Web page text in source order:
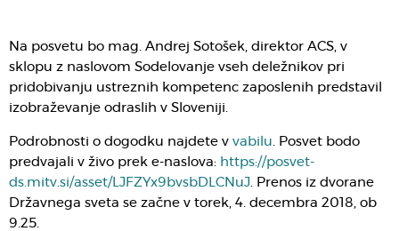
Na posvetu bo mag. Andrej Sotošek, direktor ACS, v
sklopu z naslovom Sodelovanje vseh deležnikov pri
pridobivanju ustreznih kompetenc zaposlenih predstavil
izobraževanje odraslih v Sloveniji.
Podrobnosti o dogodku najdete v vabilu. Posvet bodo
predvajali v živo prek e-naslova: https://posvet-
ds.mitv.si/asset/LJFZYx9bvsbDLCNuJ. Prenos iz dvorane
Državnega sveta se začne v torek, 4. decembra 2018, ob
9.25.